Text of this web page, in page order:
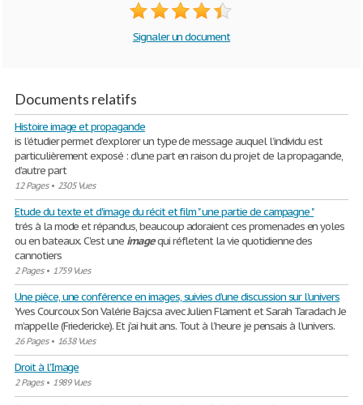
Signaler un document
Documents relatifs
Histoire image et propagande
is l’étudier permet d’explorer un type de message auquel l’individu est
particulièrement exposé : d’une part en raison du projet de la propagande,
d’autre part
12 Pages• 2305 Vues
Etude du texte et d'image du récit et film " une partie de campagne "
trés à la mode et répandus, beaucoup adoraient ces promenades en yoles
ou en bateaux. C'est une imagequi réfletent la vie quotidienne des
cannotiers
2 Pages• 1759 Vues
Une pièce, une conférence en images, suivies d’une discussion sur l’univers
Yves Courcoux Son Valérie Bajcsa avec Julien Flament et Sarah Taradach Je
m’appelle (Friedericke). Et j’ai huit ans. Tout à l’heure je pensais à l’univers.
26 Pages• 1638 Vues
Droit à l'Image
2 Pages• 1989 Vues